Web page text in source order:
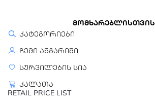
მომხარებლისთვის
კატეგორიები
ჩემი ანგარიში
სურვილების სია
კალათა
RETAIL PRICE LIST